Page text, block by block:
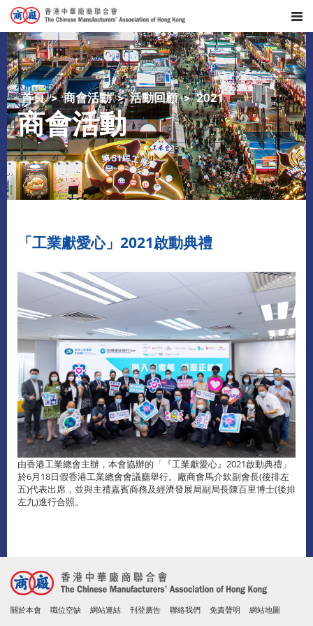
首頁 商會活動 活動回顧 2021
商會活動
「工業獻愛心」2021啟動典禮
由香港工業總會主辦，本會協辦的「『工業獻愛心』2021啟動典禮」
於6月18日假香港工業總會會議廳舉行。廠商會馬介欽副會長(後排左
五)代表出席，並與主禮嘉賓商務及經濟發展局副局長陳百里博士(後排
左九)進行合照。
關於本會 職位空缺 網站連結 刊登廣告 聯絡我們 免責聲明 網站地圖